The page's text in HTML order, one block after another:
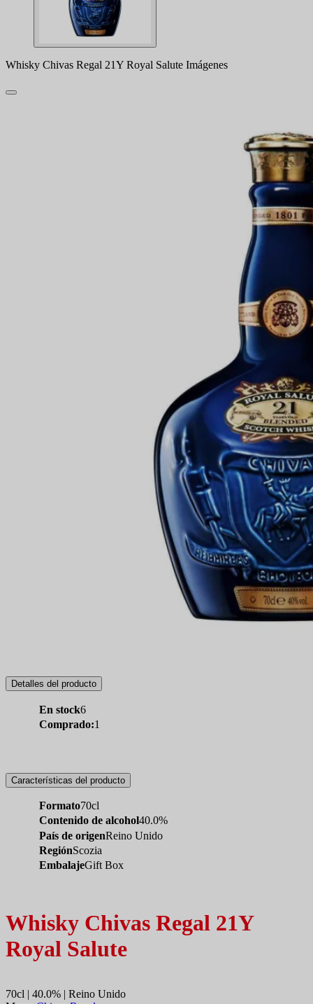
Whisky Chivas Regal 21Y Royal Salute Imágenes
Detalles del producto
En stock6
Comprado:1
Características del producto
Formato70cl
Contenido de alcohol40.0%
País de origenReino Unido
RegiónScozia
EmbalajeGift Box
Whisky Chivas Regal 21Y
Royal Salute
70cl | 40.0% | Reino Unido